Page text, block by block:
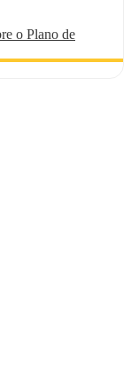
o Plano de